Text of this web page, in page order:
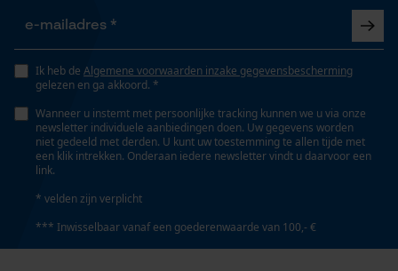
Nee
Schuine snede
Nee
Gereedschapsloze kettingspanning
Nee
Ik heb de Algemene voorwaarden inzake gegevensbescherming
gelezen en ga akkoord. *
Wanneer u instemt met persoonlijke tracking kunnen we u via onze
newsletter individuele aanbiedingen doen. Uw gegevens worden
niet gedeeld met derden. U kunt uw toestemming te allen tijde met
een klik intrekken. Onderaan iedere newsletter vindt u daarvoor een
link.
* velden zijn verplicht
*** Inwisselbaar vanaf een goederenwaarde van 100,- €
YouTube-video's
Google Maps
Marketing Cookies
Google Global Site Tag